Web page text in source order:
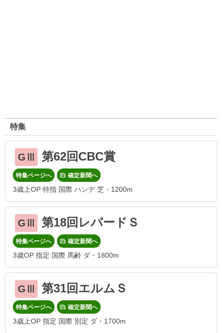
特集
GⅢ 第62回CBC賞
特集ページへ 確定新聞へ
3歳上OP 特指 国際 ハンデ 芝・1200m
GⅢ 第18回レパードＳ
特集ページへ 確定新聞へ
3歳OP 指定 国際 馬齢 ダ・1800m
GⅢ 第31回エルムＳ
特集ページへ 確定新聞へ
3歳上OP 指定 国際 別定 ダ・1700m